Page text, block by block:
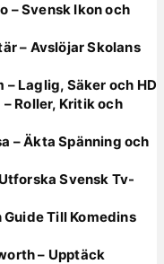
– Svensk Ikon och
– Avslöjar Skolans
Laglig, Säker och HD
Roller, Kritik och
– Äkta Spänning och
Svensk Tv-
Guide Till Komedins
– Upptäck